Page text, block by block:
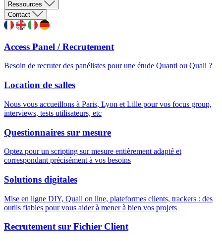
Ressources
Contact
Access Panel / Recrutement
Besoin de recruter des panélistes pour une étude Quanti ou Quali ?
Location de salles
Nous vous accueillons à Paris, Lyon et Lille pour vos focus group,
interviews, tests utilisateurs, etc
Questionnaires sur mesure
Optez pour un scripting sur mesure entièrement adapté et
correspondant précisément à vos besoins
Solutions digitales
Mise en ligne DIY, Quali on line, plateformes clients, trackers : des
outils fiables pour vous aider à mener à bien vos projets
Recrutement sur Fichier Client